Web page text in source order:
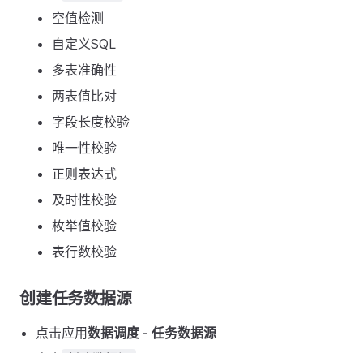
空值检测
自定义SQL
多表准确性
两表值比对
字段长度校验
唯一性校验
正则表达式
及时性校验
枚举值校验
表行数校验
创建任务数据源
点击应用数据调度 - 任务数据源